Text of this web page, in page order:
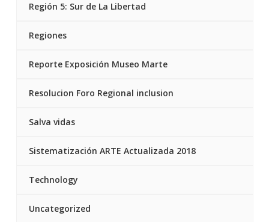
Región 5: Sur de La Libertad
Regiones
Reporte Exposición Museo Marte
Resolucion Foro Regional inclusion
Salva vidas
Sistematización ARTE Actualizada 2018
Technology
Uncategorized